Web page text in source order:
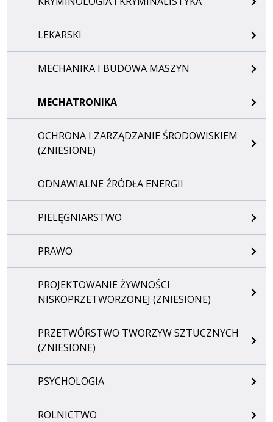
LEKARSKI
MECHANIKA I BUDOWA MASZYN
MECHATRONIKA
OCHRONA I ZARZĄDZANIE ŚRODOWISKIEM
(ZNIESIONE)
ODNAWIALNE ŹRÓDŁA ENERGII
PIELĘGNIARSTWO
PRAWO
PROJEKTOWANIE ŻYWNOŚCI
NISKOPRZETWORZONEJ (ZNIESIONE)
PRZETWÓRSTWO TWORZYW SZTUCZNYCH
(ZNIESIONE)
PSYCHOLOGIA
ROLNICTWO